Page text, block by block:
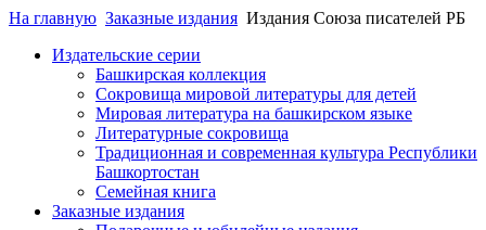
На главную Заказные издания Издания Союза писателей РБ
Издательские серии
Башкирская коллекция
Сокровища мировой литературы для детей
Мировая литература на башкирском языке
Литературные сокровища
Традиционная и современная культура Республики
Башкортостан
Семейная книга
Заказные издания